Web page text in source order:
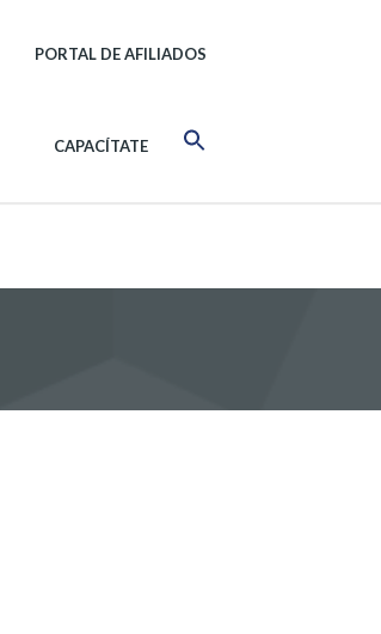
PORTAL DE AFILIADOS
CAPACÍTATE